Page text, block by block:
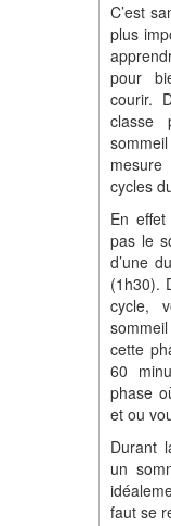
C’est
plus
pour
courir.
classe
cycles
En
pas le
d’une
(1h30).
cycle,
cette
60
phase
et ou
Durant
un
faut se